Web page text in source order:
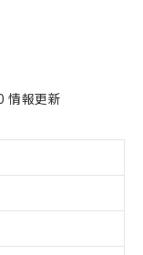
情報更新